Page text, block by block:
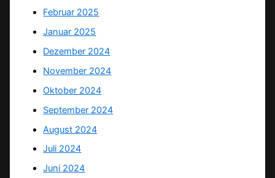
Februar 2025
Januar 2025
Dezember 2024
November 2024
Oktober 2024
September 2024
August 2024
Juli 2024
Juni 2024